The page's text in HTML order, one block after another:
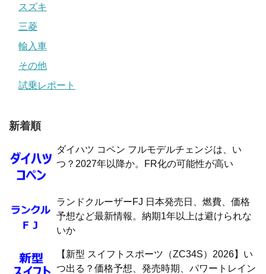
スズキ
三菱
輸入車
その他
試乗レポート
新着順
ダイハツ コペン フルモデルチェンジは、い
つ？2027年以降か。FR化の可能性が高い
ランドクルーザーFJ 日本発売日、燃費、価格
予想など最新情報。納期1年以上は避けられな
いか
【新型 スイフトスポーツ（ZC34S）2026】い
つ出る？価格予想、発売時期、パワートレイン